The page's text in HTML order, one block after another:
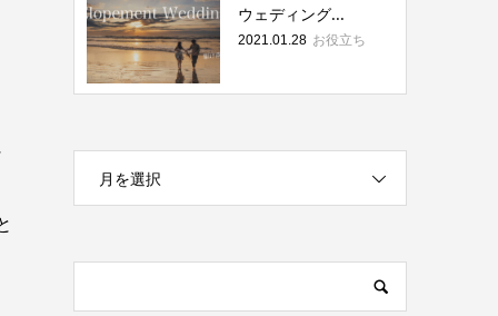
ウェディング...
2021.01.28 お役立ち
月を選択